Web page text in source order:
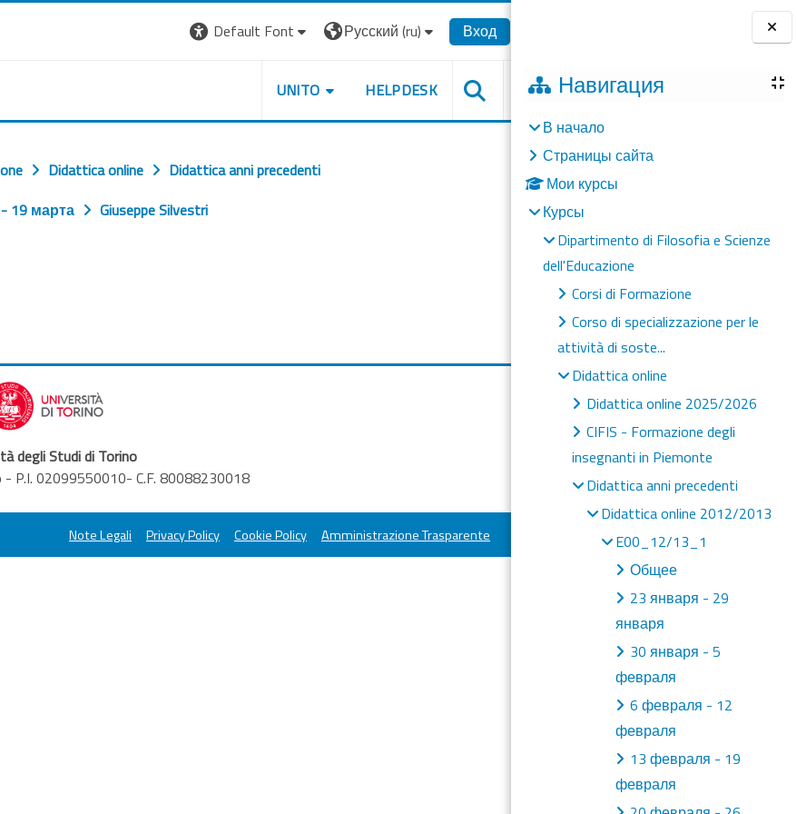
Блоки
Навигация
В начало
Страницы сайта
Мои курсы
Курсы
Dipartimento di Filosofia e Scienze
dell'Educazione
Corsi di Formazione
Corso di specializzazione per le
attività di soste...
Didattica online
Didattica online 2025/2026
CIFIS - Formazione degli
insegnanti in Piemonte
Didattica anni precedenti
Didattica online 2012/2013
E00_12/13_1
Общее
23 января - 29
января
30 января - 5
февраля
6 февраля - 12
февраля
13 февраля - 19
февраля
Default Font Русский ‎(ru)‎ Вход
UNITO HELPDESK
Didattica online
Didattica anni precedenti
19 марта Giuseppe Silvestri
degli Studi di Torino
- P.I. 02099550010- C.F. 80088230018
Note Legali Privacy Policy Cookie Policy Amministrazione Trasparente